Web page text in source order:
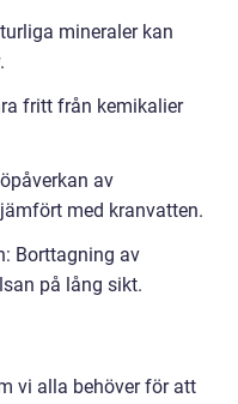
mineraler kan
fritt från kemikalier
av
med kranvatten.
Borttagning av
på lång sikt.
vi alla behöver för att